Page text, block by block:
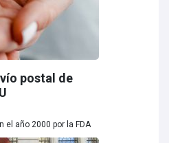
postal de
el año 2000 por la FDA